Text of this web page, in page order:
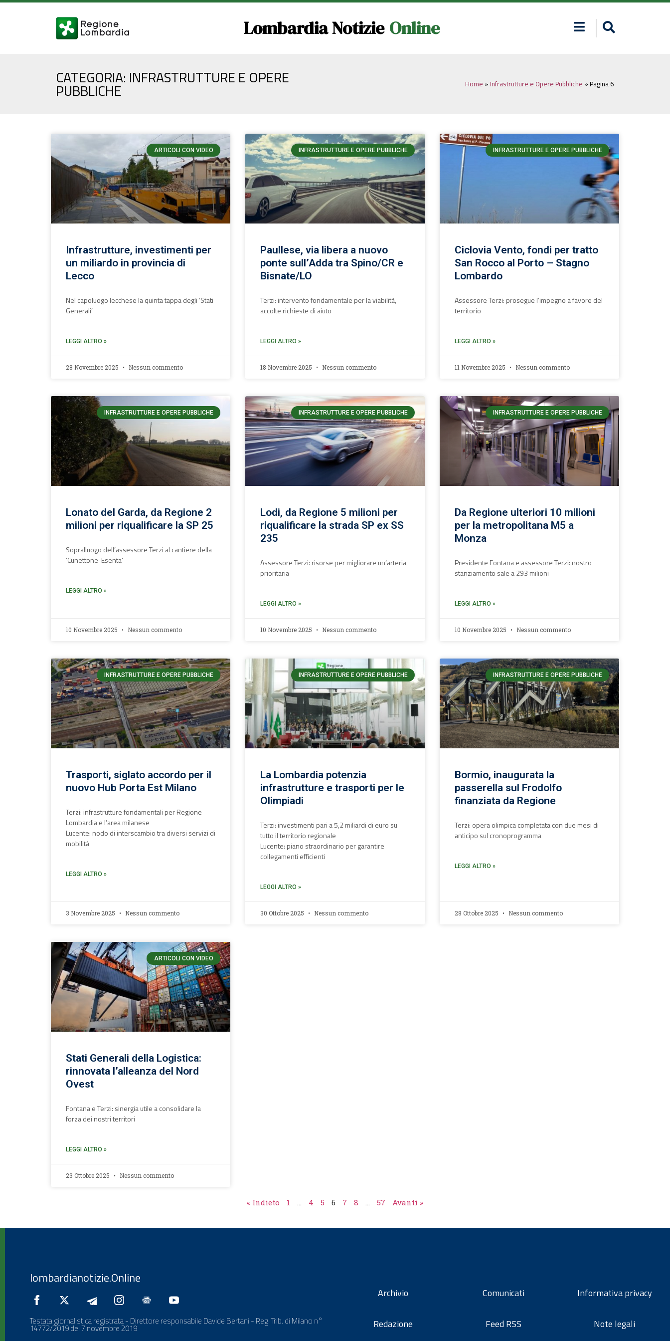
Lombardia Notizie Online
CATEGORIA: INFRASTRUTTURE E OPERE
PUBBLICHE Home » Infrastrutture e Opere Pubbliche » Pagina 6
ARTICOLI CON VIDEO
Infrastrutture, investimenti per
un miliardo in provincia di
Lecco
Nel capoluogo lecchese la quinta tappa degli ‘Stati
Generali’
LEGGI ALTRO »
28 Novembre 2025 Nessun commento
INFRASTRUTTURE E OPERE PUBBLICHE
Paullese, via libera a nuovo
ponte sull’Adda tra Spino/CR e
Bisnate/LO
Terzi: intervento fondamentale per la viabilità,
accolte richieste di aiuto
LEGGI ALTRO »
18 Novembre 2025 Nessun commento
INFRASTRUTTURE E OPERE PUBBLICHE
Ciclovia Vento, fondi per tratto
San Rocco al Porto – Stagno
Lombardo
Assessore Terzi: prosegue l’impegno a favore del
territorio
LEGGI ALTRO »
11 Novembre 2025 Nessun commento
INFRASTRUTTURE E OPERE PUBBLICHE
Lonato del Garda, da Regione 2
milioni per riqualificare la SP 25
Sopralluogo dell’assessore Terzi al cantiere della
‘Cunettone-Esenta’
LEGGI ALTRO »
10 Novembre 2025 Nessun commento
INFRASTRUTTURE E OPERE PUBBLICHE
Lodi, da Regione 5 milioni per
riqualificare la strada SP ex SS
235
Assessore Terzi: risorse per migliorare un’arteria
prioritaria
LEGGI ALTRO »
10 Novembre 2025 Nessun commento
INFRASTRUTTURE E OPERE PUBBLICHE
Da Regione ulteriori 10 milioni
per la metropolitana M5 a
Monza
Presidente Fontana e assessore Terzi: nostro
stanziamento sale a 293 milioni
LEGGI ALTRO »
10 Novembre 2025 Nessun commento
INFRASTRUTTURE E OPERE PUBBLICHE
Trasporti, siglato accordo per il
nuovo Hub Porta Est Milano
Terzi: infrastrutture fondamentali per Regione
Lombardia e l’area milanese
Lucente: nodo di interscambio tra diversi servizi di
mobilità
LEGGI ALTRO »
3 Novembre 2025 Nessun commento
INFRASTRUTTURE E OPERE PUBBLICHE
La Lombardia potenzia
infrastrutture e trasporti per le
Olimpiadi
Terzi: investimenti pari a 5,2 miliardi di euro su
tutto il territorio regionale
Lucente: piano straordinario per garantire
collegamenti efficienti
LEGGI ALTRO »
30 Ottobre 2025 Nessun commento
INFRASTRUTTURE E OPERE PUBBLICHE
Bormio, inaugurata la
passerella sul Frodolfo
finanziata da Regione
Terzi: opera olimpica completata con due mesi di
anticipo sul cronoprogramma
LEGGI ALTRO »
28 Ottobre 2025 Nessun commento
ARTICOLI CON VIDEO
Stati Generali della Logistica:
rinnovata l’alleanza del Nord
Ovest
Fontana e Terzi: sinergia utile a consolidare la
forza dei nostri territori
LEGGI ALTRO »
23 Ottobre 2025 Nessun commento
« Indieto 1 … 4 5 6 7 8 … 57 Avanti »
lombardianotizie.Online
Testata giornalistica registrata - Direttore responsabile Davide Bertani - Reg. Trib. di Milano n°
14772/2019 del 7 novembre 2019
Archivio
Redazione
Comunicati
Feed RSS
Informativa privacy
Note legali